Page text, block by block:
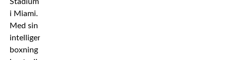
i Miami.
Med sin
intelligenta
boxning